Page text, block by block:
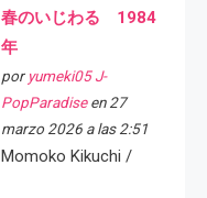
春のいじわる 1984
年
por yumeki05 J-
PopParadiseen 27
marzo 2026 a las 2:51
Momoko Kikuchi /